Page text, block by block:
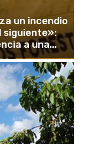
un incendio
siguiente»:
a una...